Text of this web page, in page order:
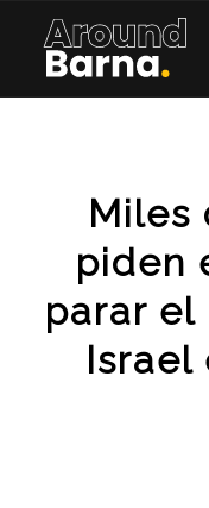
Miles
piden
parar el
Israel